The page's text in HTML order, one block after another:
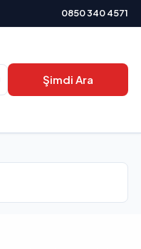
0850 340 4571
Şimdi Ara